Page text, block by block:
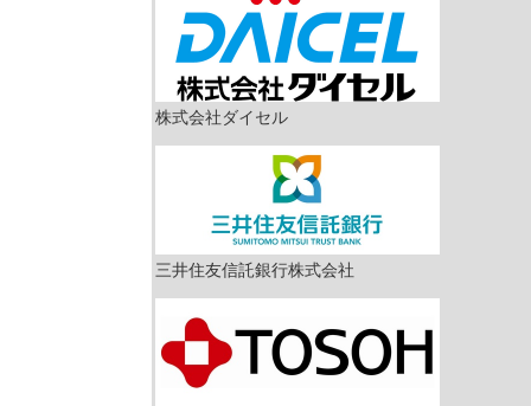
株式会社ダイセル
三井住友信託銀行株式会社